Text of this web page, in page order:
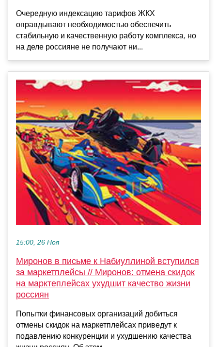
Очередную индексацию тарифов ЖКХ
оправдывают необходимостью обеспечить
стабильную и качественную работу комплекса, но
на деле россияне не получают ни...
15:00, 26 Ноя
Миронов в письме к Набиуллиной вступился
за маркетплейсы // Миронов: отмена скидок
на марктеплейсах ухудшит качество жизни
россиян
Попытки финансовых организаций добиться
отмены скидок на маркетплейсах приведут к
подавлению конкуренции и ухудшению качества